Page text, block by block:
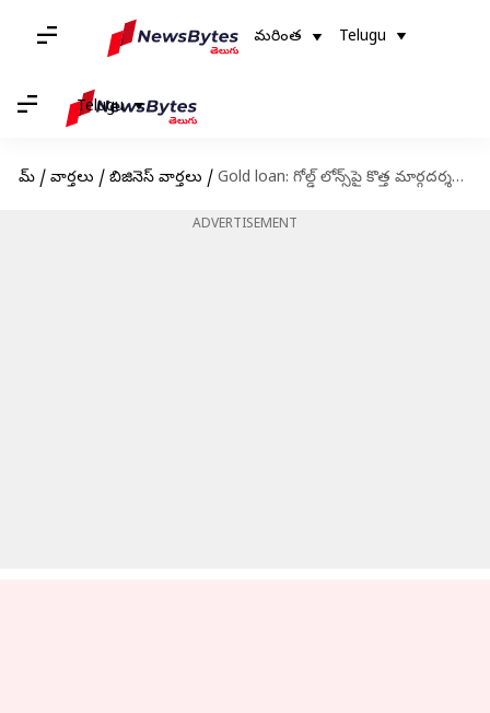
మరింత Telugu
Telugu
హోమ్ / వార్తలు / బిజినెస్ వార్తలు / Gold loan: గోల్డ్‌ లోన్స్‌పై కొత్త మార్గదర్శకాలను సడలించాలి.. ఆర్‌బిఐకి కేంద్ర ఆర్థిక మంత్రిత్వ శాఖ సూచన
ADVERTISEMENT